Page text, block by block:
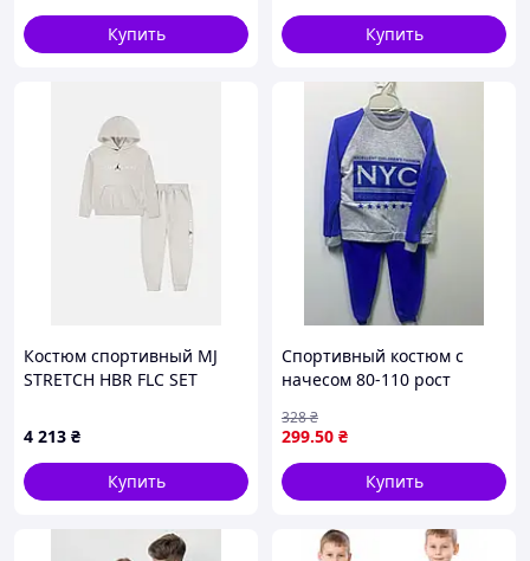
Купить
Купить
Костюм спортивный MJ
STRETCH HBR FLC SET
4 213 ₴
Купить
Спортивный костюм с
начесом 80-110 рост
299.50 ₴
328₴
Купить